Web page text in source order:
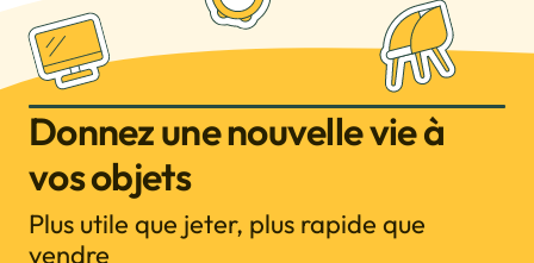
Donnez une nouvelle vie à
vos objets
Plus utile que jeter, plus rapide que
vendre